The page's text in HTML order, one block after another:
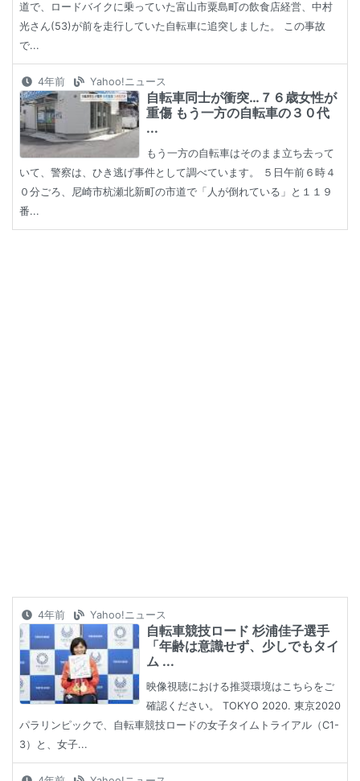
道で、ロードバイクに乗っていた富山市粟島町の飲食店経営、中村
光さん(53)が前を走行していた自転車に追突しました。 この事故
で...
4年前 Yahoo!ニュース
自転車同士が衝突…７６歳女性が
重傷 もう一方の自転車の３０代
...
もう一方の自転車はそのまま立ち去って
いて、警察は、ひき逃げ事件として調べています。 ５日午前６時４
０分ごろ、尼崎市杭瀬北新町の市道で「人が倒れている」と１１９
番...
4年前 Yahoo!ニュース
自転車競技ロード 杉浦佳子選手
「年齢は意識せず、少しでもタイ
ム ...
映像視聴における推奨環境はこちらをご
確認ください。 TOKYO 2020. 東京2020
パラリンピックで、自転車競技ロードの女子タイムトライアル（C1-
3）と、女子...